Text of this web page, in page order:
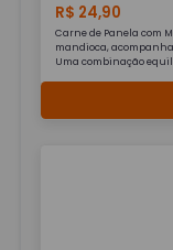
R$ 24,90
Carne de Panela com
mandioca,
Uma combinação